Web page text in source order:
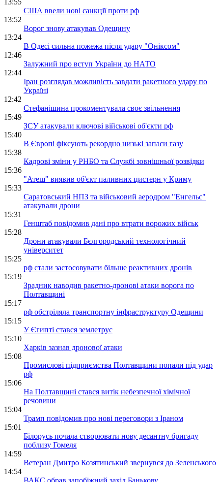
США ввели нові санкції проти рф
13:52
Ворог знову атакував Одещину
13:24
В Одесі сильна пожежа після удару "Оніксом"
12:46
Залужний про вступ України до НАТО
12:44
Іран розглядав можливість завдати ракетного удару по
Україні
12:42
Стефанішина прокоментувала своє звільнення
15:49
ЗСУ атакували ключові військові об'єкти рф
15:40
В Європі фіксують рекордно низькі запаси газу
15:38
Кадрові зміни у РНБО та Службі зовнішньої розвідки
15:36
"Атеш" виявив об'єкт паливних цистерн у Криму
15:33
Саратовський НПЗ та військовий аеродром "Енгельс"
атакували дрони
15:31
Генштаб повідомив дані про втрати ворожих військ
15:28
Дрони атакували Бєлгородський технологічний
університет
15:25
рф стали застосовувати більше реактивних дронів
15:19
Зрадник наводив ракетно-дронові атаки ворога по
Полтавщині
15:17
рф обстріляла транспортну інфраструктуру Одещини
15:15
У Єгипті стався землетрус
15:10
Харків зазнав дронової атаки
15:08
Промислові підприємства Полтавщини попали під удар
рф
15:06
На Полтавщині стався витік небезпечної хімічної
речовини
15:04
Трамп повідомив про нові переговори з Іраном
15:01
Білорусь почала створювати нову десантну бригаду
поблизу Гомеля
14:59
Ветеран Дмитро Козятинський звернувся до Зеленського
14:54
ВАКС обрав запобіжний захід Банькову